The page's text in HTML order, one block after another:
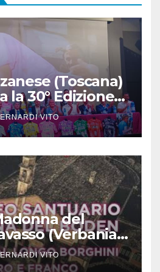
(Toscana)
la 30° Edizione
Toscana
disputerà dal
2026
VITO
del
(Verbania)
: Sabato
Trofeo
VITO